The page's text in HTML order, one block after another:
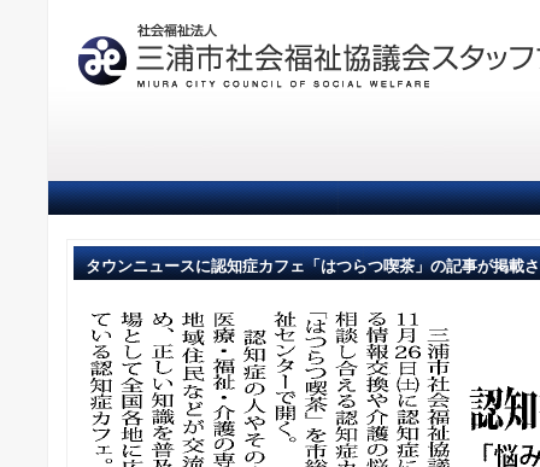
タウンニュースに認知症カフェ「はつらつ喫茶」の記事が掲載